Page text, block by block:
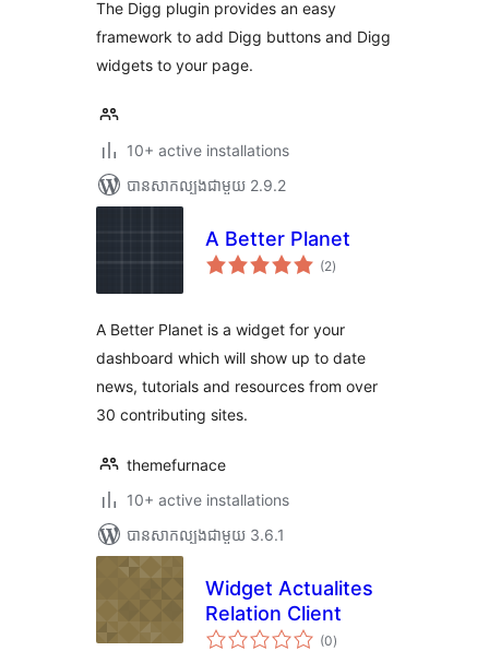
The Digg plugin provides an easy
framework to add Digg buttons and Digg
widgets to your page.
10+ active installations
បាន​សាកល្បង​ជាមួយ 2.9.2
A Better Planet
(2ការ
វាយ
)
A Better Planet is a widget for your
dashboard which will show up to date
news, tutorials and resources from over
30 contributing sites.
themefurnace
10+ active installations
បាន​សាកល្បង​ជាមួយ 3.6.1
Widget Actualites
Relation Client
(0ការ
វាយ
)